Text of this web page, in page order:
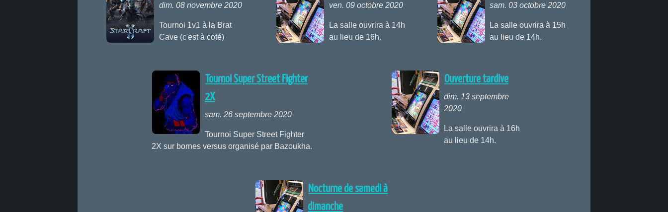
dim. 08 novembre 2020
Tournoi 1v1 à la Brat
Cave (c'est à coté)
ven. 09 octobre 2020
La salle ouvrira à 14h
au lieu de 16h.
sam. 03 octobre 2020
La salle ouvrira à 15h
au lieu de 14h.
Tournoi Super Street Fighter
2X
sam. 26 septembre 2020
Tournoi Super Street Fighter
2X sur bornes versus organisé par Bazoukha.
Ouverture tardive
dim. 13 septembre
2020
La salle ouvrira à 16h
au lieu de 14h.
Nocturne de samedi à
dimanche